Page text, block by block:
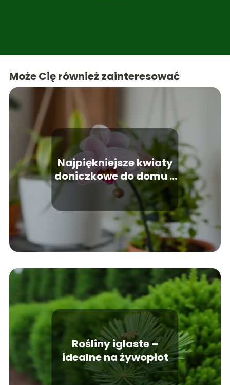
Może Cię również zainteresować
Najpiękniejsze kwiaty
doniczkowe do domu –
inspiracje i pomysły
Rośliny iglaste –
idealne na żywopłot